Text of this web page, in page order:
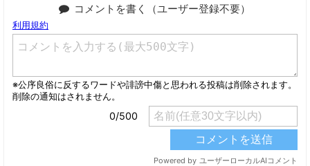
コメントを書く（ユーザー登録不要）